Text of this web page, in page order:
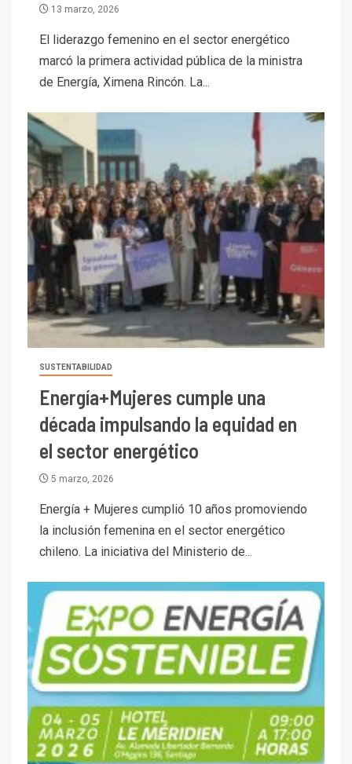
13 marzo, 2026
El liderazgo femenino en el sector energético
marcó la primera actividad pública de la ministra
de Energía, Ximena Rincón. La...
SUSTENTABILIDAD
Energía+Mujeres cumple una
década impulsando la equidad en
el sector energético
5 marzo, 2026
Energía + Mujeres cumplió 10 años promoviendo
la inclusión femenina en el sector energético
chileno. La iniciativa del Ministerio de...